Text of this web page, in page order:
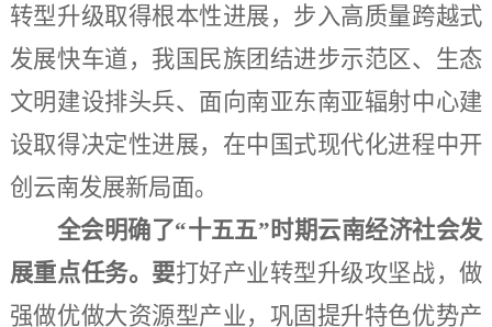
转型升级取得根本性进展，步入高质量跨越式
发展快车道，我国民族团结进步示范区、生态
文明建设排头兵、面向南亚东南亚辐射中心建
设取得决定性进展，在中国式现代化进程中开
创云南发展新局面。
全会明确了“十五五”时期云南经济社会发
展重点任务。要打好产业转型升级攻坚战，做
强做优做大资源型产业，巩固提升特色优势产